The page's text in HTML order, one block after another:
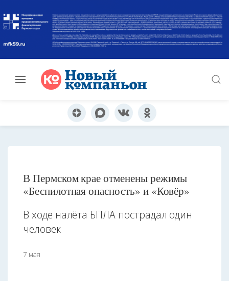
В Пермском крае отменены режимы
«Беспилотная опасность» и «Ковёр»
В ходе налёта БПЛА пострадал один
человек
7 мая